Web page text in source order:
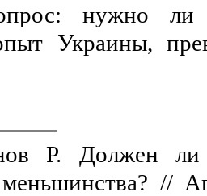
нужно ли
Украины,
Р. Должен ли
//